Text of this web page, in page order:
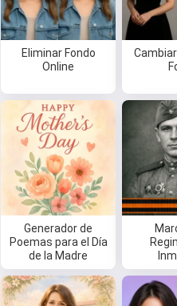
Eliminar Fondo
Online
Generador de
Poemas para el Día
de la Madre